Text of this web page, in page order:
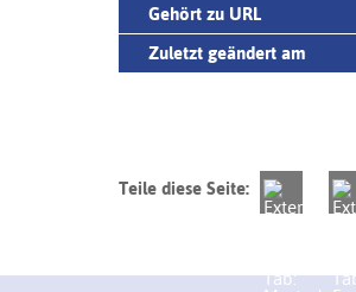
Gehört zu URL
Zuletzt geändert am
Teile diese Seite: